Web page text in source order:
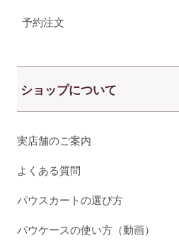
予約注文
ショップについて
実店舗のご案内
よくある質問
パウスカートの選び方
パウケースの使い方（動画）